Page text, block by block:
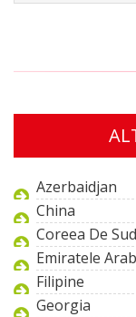
Azerbaidjan
China
Coreea De Sud
Emiratele
Filipine
Georgia